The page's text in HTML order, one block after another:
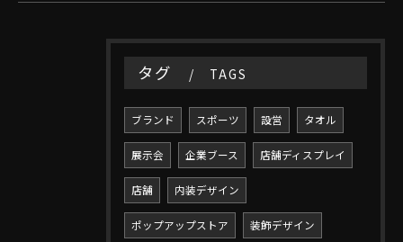
タグ TAGS
ブランド スポーツ 設営 タオル
展示会 企業ブース 店舗ディスプレイ
店舗 内装デザイン
ポップアップストア 装飾デザイン